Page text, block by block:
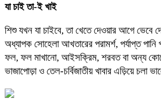
যা চাই তা-ই খাই
শিশু যখন যা চাইবে, তা খেতে দেওয়ার আগে ভেবে
অধ্যাপক সোহেলা আখতারের পরামর্শ, পর্যাপ্ত
ফল, ফল মাখানো, আইসক্রিম, শরবত বা অন্য কোনো
ভাজাপোড়া ও তেল-চর্বিজাতীয় খাবার এড়িয়ে চলা